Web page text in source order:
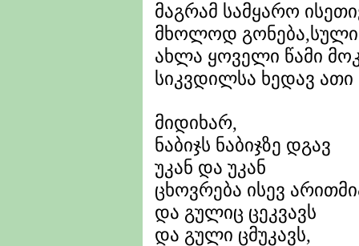
მაგრამ სამყარო
მხოლოდ
ახლა ყოველი წამი
სიკვდილსა ხედავ
მიდიხარ,
ნაბიჯს ნაბიჯზე დგავ
უკან და უკან
ცხოვრება ისევ
და გულიც ცეკვავს
და გული ცმუკავს,